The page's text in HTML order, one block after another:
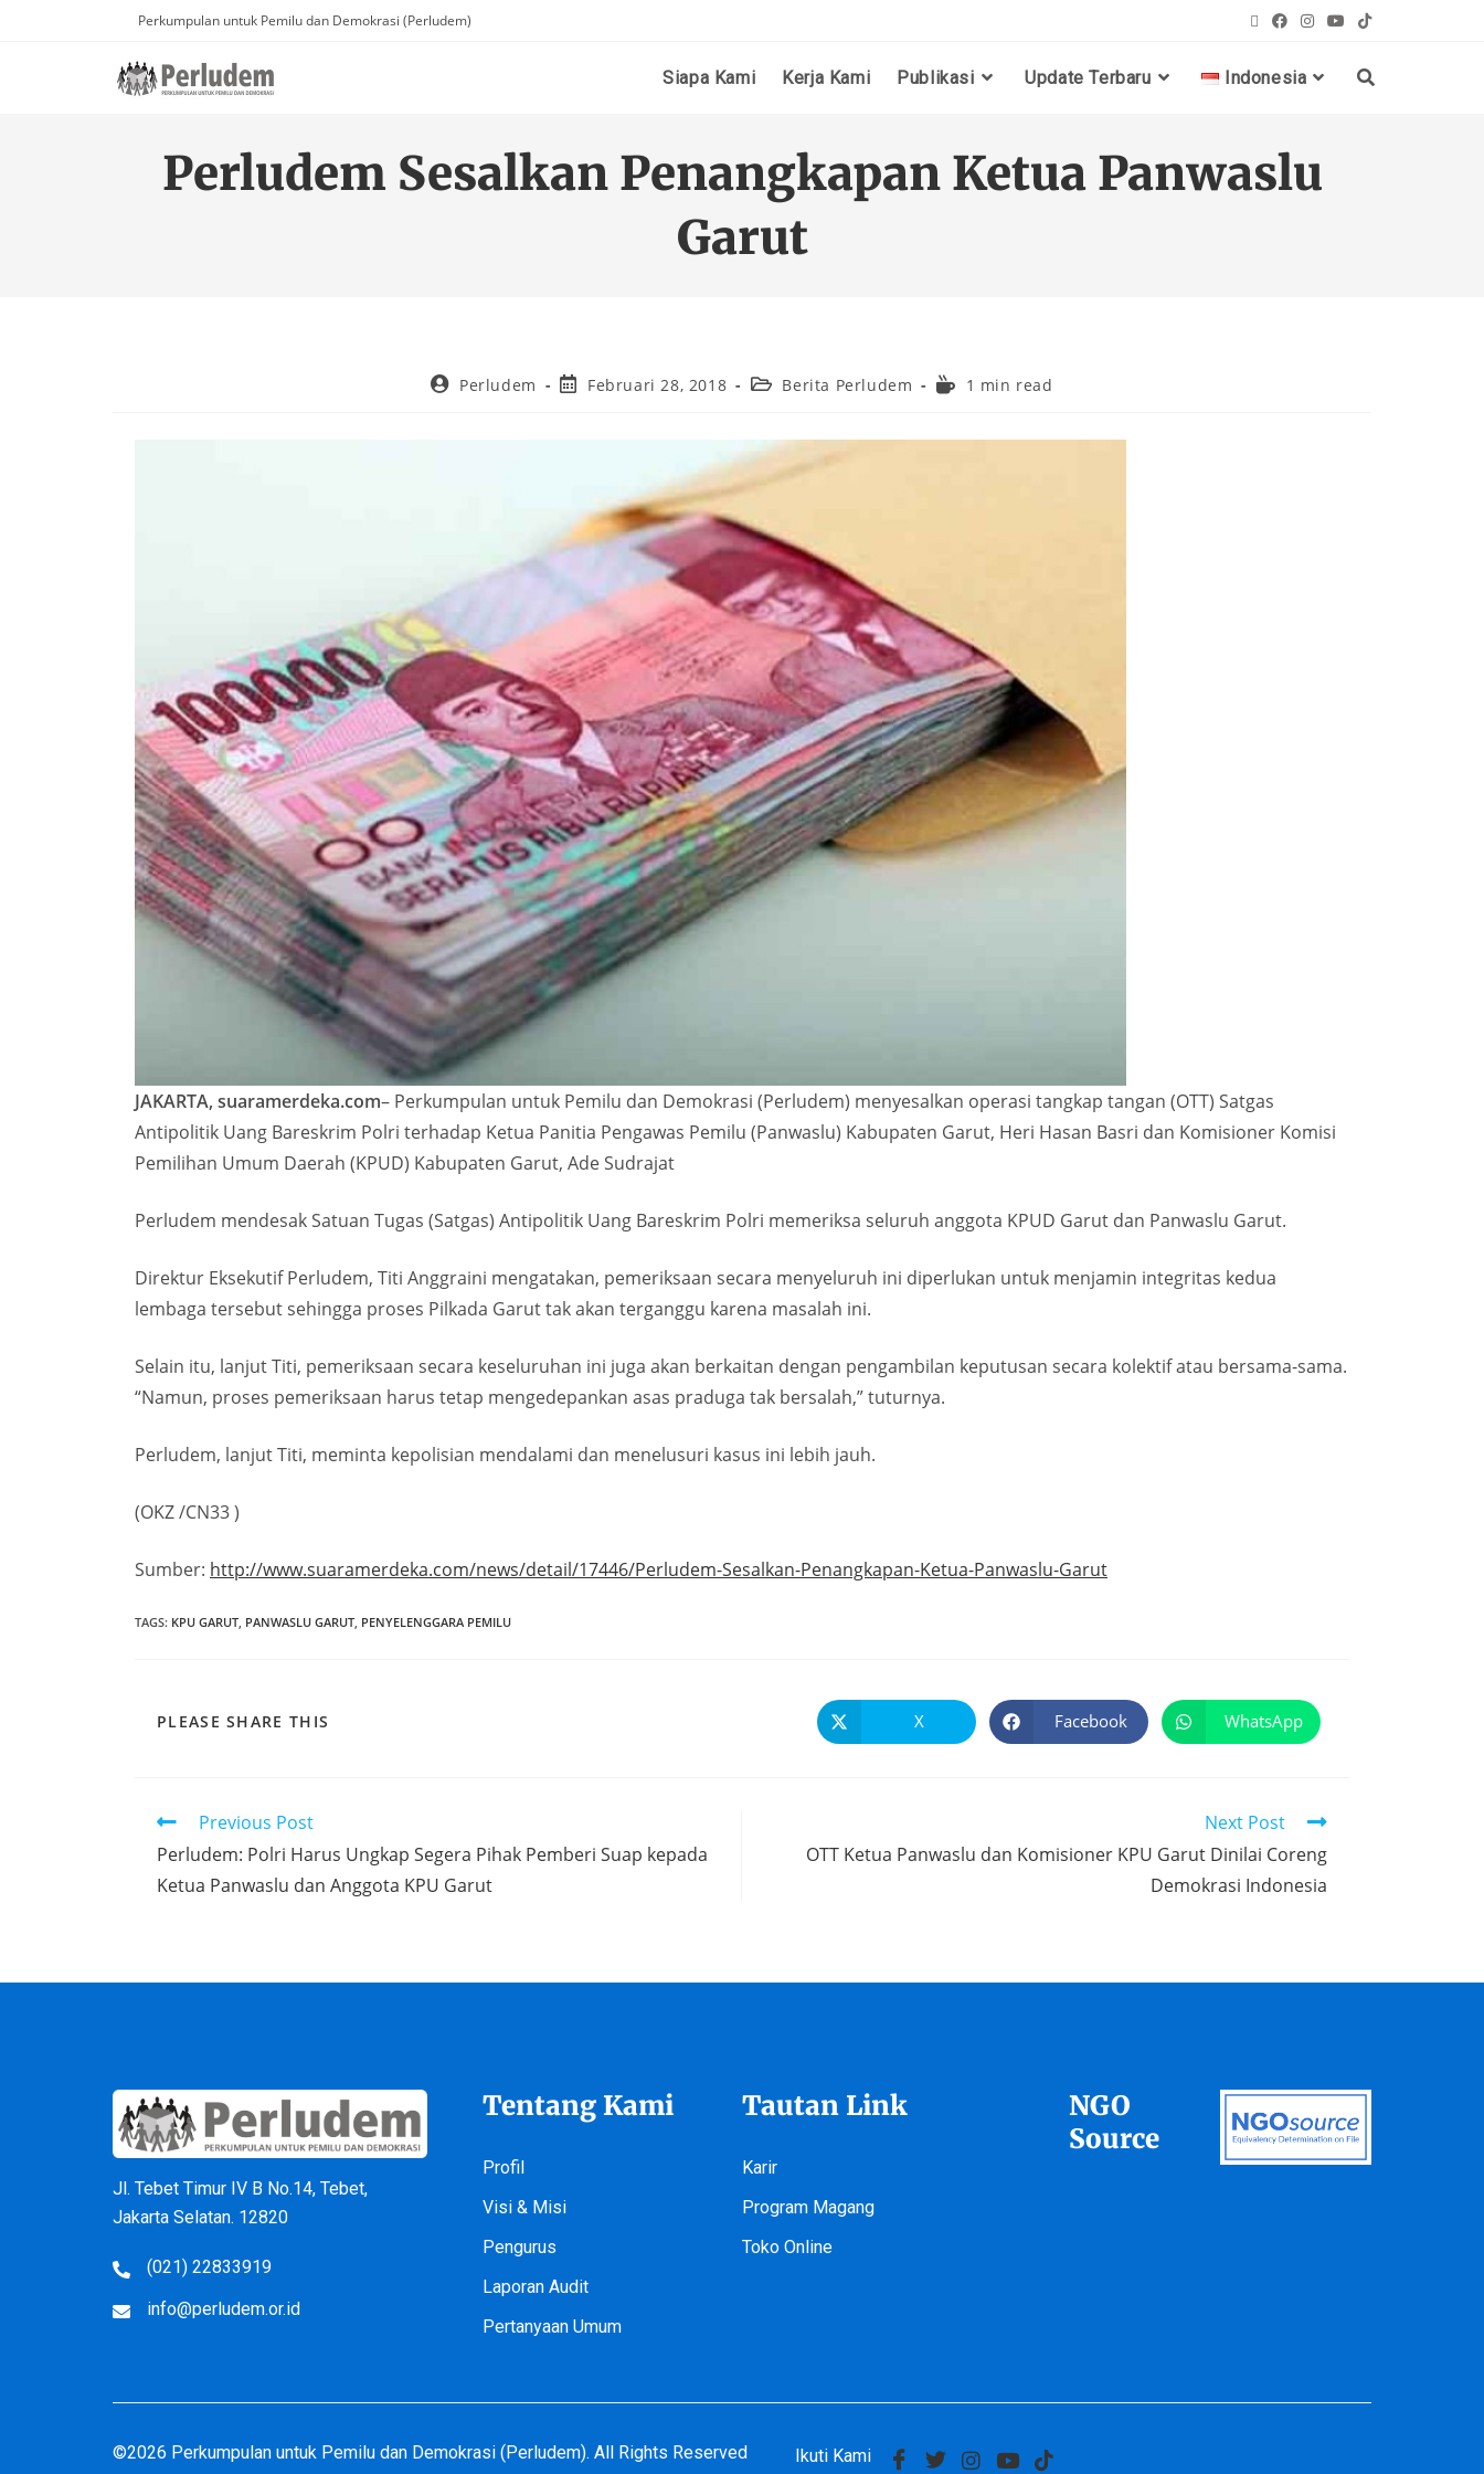
Perkumpulan untuk Pemilu dan Demokrasi (Perludem)
Siapa Kami Kerja Kami Publikasi Update Terbaru Indonesia
Perludem Sesalkan Penangkapan Ketua Panwaslu
Garut
Perludem Februari 28, 2018 Berita Perludem 1 min read
JAKARTA, suaramerdeka.com– Perkumpulan untuk Pemilu dan Demokrasi (Perludem) menyesalkan operasi tangkap tangan (OTT) Satgas
Antipolitik Uang Bareskrim Polri terhadap Ketua Panitia Pengawas Pemilu (Panwaslu) Kabupaten Garut, Heri Hasan Basri dan Komisioner Komisi
Pemilihan Umum Daerah (KPUD) Kabupaten Garut, Ade Sudrajat
Perludem mendesak Satuan Tugas (Satgas) Antipolitik Uang Bareskrim Polri memeriksa seluruh anggota KPUD Garut dan Panwaslu Garut.
Direktur Eksekutif Perludem, Titi Anggraini mengatakan, pemeriksaan secara menyeluruh ini diperlukan untuk menjamin integritas kedua
lembaga tersebut sehingga proses Pilkada Garut tak akan terganggu karena masalah ini.
Selain itu, lanjut Titi, pemeriksaan secara keseluruhan ini juga akan berkaitan dengan pengambilan keputusan secara kolektif atau bersama-sama.
“Namun, proses pemeriksaan harus tetap mengedepankan asas praduga tak bersalah,” tuturnya.
Perludem, lanjut Titi, meminta kepolisian mendalami dan menelusuri kasus ini lebih jauh.
(OKZ /CN33 )
Sumber: http://www.suaramerdeka.com/news/detail/17446/Perludem-Sesalkan-Penangkapan-Ketua-Panwaslu-Garut
TAGS: KPU GARUT PANWASLU GARUT PENYELENGGARA PEMILU
PLEASE SHARE THIS X Facebook WhatsApp
Previous Post
Perludem: Polri Harus Ungkap Segera Pihak Pemberi Suap kepada
Ketua Panwaslu dan Anggota KPU Garut
Next Post
OTT Ketua Panwaslu dan Komisioner KPU Garut Dinilai Coreng
Demokrasi Indonesia
Jl. Tebet Timur IV B No.14, Tebet,
Jakarta Selatan. 12820
(021) 22833919
info@perludem.or.id
Tentang Kami
Profil
Visi & Misi
Pengurus
Laporan Audit
Pertanyaan Umum
Tautan Link
Karir
Program Magang
Toko Online
NGO
Source
©2026 Perkumpulan untuk Pemilu dan Demokrasi (Perludem). All Rights Reserved Ikuti Kami